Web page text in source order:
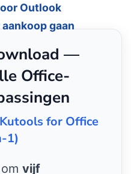
Outlook
aankoop gaan
—
Office-
for Office
1)
vijf